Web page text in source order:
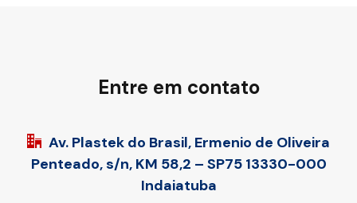
Entre em contato
Av. Plastek do Brasil, Ermenio de Oliveira
Penteado, s/n, KM 58,2 – SP75 13330-000
Indaiatuba